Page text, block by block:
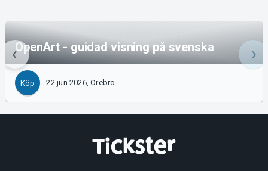
OpenArt - guidad visning på svenska
Köp 22 jun 2026, Örebro